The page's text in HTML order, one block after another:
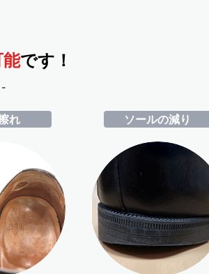
です！
-
れ ソールの減り